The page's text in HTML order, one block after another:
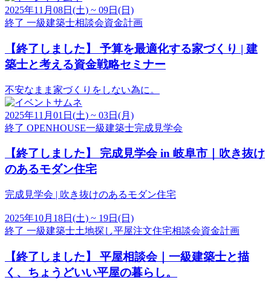
2025年11月08日(土) ~ 09日(日)
終了 一級建築士相談会資金計画
【終了しました】
予算を最適化する家づくり | 建
築士と考える資金戦略セミナー
不安なまま家づくりをしない為に。
2025年11月01日(土) ~ 03日(月)
終了 OPENHOUSE一級建築士完成見学会
【終了しました】
完成見学会 in 岐阜市｜吹き抜け
のあるモダン住宅
完成見学会 | 吹き抜けのあるモダン住宅
2025年10月18日(土) ~ 19日(日)
終了 一級建築士土地探し平屋注文住宅相談会資金計画
【終了しました】
平屋相談会｜一級建築士と描
く、ちょうどいい平屋の暮らし。